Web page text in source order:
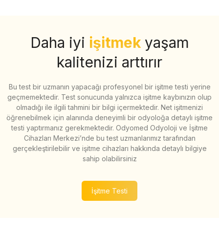
Daha iyi işitmek yaşam
kalitenizi arttırır
Bu test bir uzmanın yapacağı profesyonel bir işitme testi yerine
geçmemektedir. Test sonucunda yalnızca işitme kaybınızın olup
olmadığı ile ilgili tahmini bir bilgi içermektedir. Net işitmenizi
öğrenebilmek için alanında deneyimli bir odyoloğa detaylı işitme
testi yaptırmanız gerekmektedir. Odyomed Odyoloji ve İşitme
Cihazları Merkezi’nde bu test uzmanlarımız tarafından
gerçekleştirilebilir ve işitme cihazları hakkında detaylı bilgiye
sahip olabilirsiniz
İşitme Testi